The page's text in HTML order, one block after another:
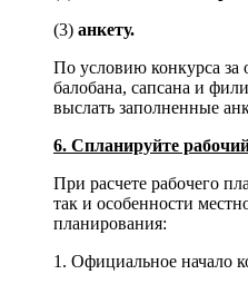
(3) анкету.
По условию конкурса за
балобана, сапсана и
выслать заполненные
6. Спланируйте
При расчете рабочего
так и особенности
планирования:
1. Официальное начало